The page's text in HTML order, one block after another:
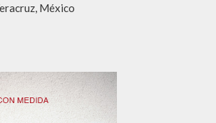
México